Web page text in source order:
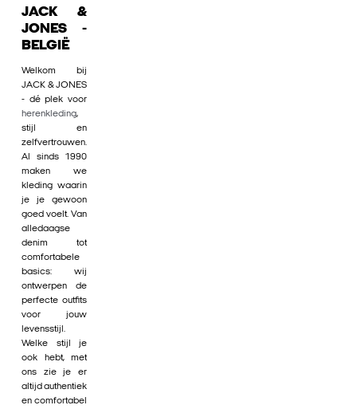
JACK &
JONES -
BELGIË
Welkom bij
JACK & JONES
- dé plek voor
herenkleding,
stijl en
zelfvertrouwen.
Al sinds 1990
maken we
kleding waarin
je je gewoon
goed voelt. Van
alledaagse
denim tot
comfortabele
basics: wij
ontwerpen de
perfecte outfits
voor jouw
levensstijl.
Welke stijl je
ook hebt, met
ons zie je er
altijd authentiek
en comfortabel